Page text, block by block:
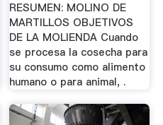
RESUMEN: MOLINO DE
MARTILLOS OBJETIVOS
DE LA MOLIENDA Cuando
se procesa la cosecha para
su consumo como alimento
humano o para animal, .